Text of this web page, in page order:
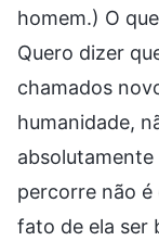
homem.) O
Quero dizer
chamados
humanidade,
absolutamente
percorre não é
fato de ela ser